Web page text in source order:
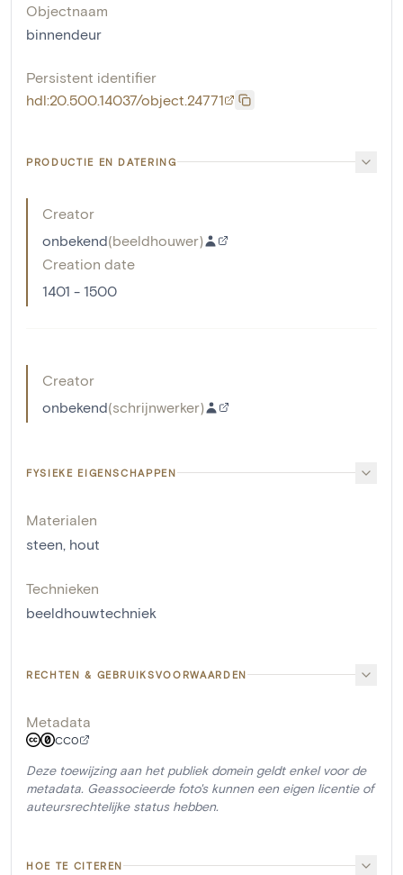
Objectnaam
binnendeur
Persistent identifier
hdl:20.500.14037/object.24771
PRODUCTIE EN DATERING
Creator
onbekend(beeldhouwer)
Creation date
1401 - 1500
Creator
onbekend(schrijnwerker)
FYSIEKE EIGENSCHAPPEN
Materialen
steen hout
Technieken
beeldhouwtechniek
RECHTEN & GEBRUIKSVOORWAARDEN
Metadata
CC0
Deze toewijzing aan het publiek domein geldt enkel voor de
metadata. Geassocieerde foto's kunnen een eigen licentie of
auteursrechtelijke status hebben.
HOE TE CITEREN